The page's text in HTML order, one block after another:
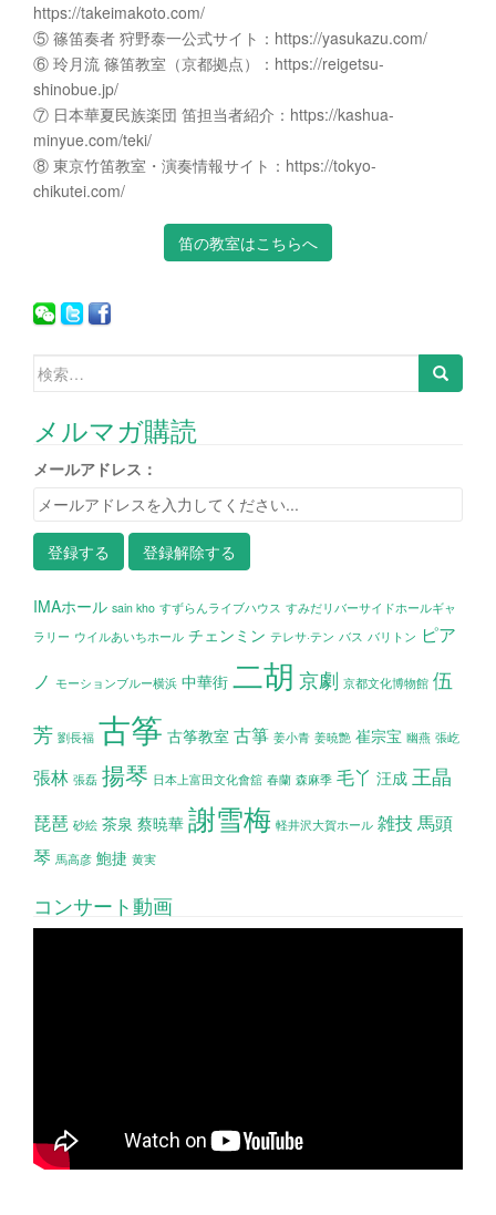
https://takeimakoto.com/
⑤ 篠笛奏者 狩野泰一公式サイト：https://yasukazu.com/
⑥ 玲月流 篠笛教室（京都拠点）：https://reigetsu-
shinobue.jp/
⑦ 日本華夏民族楽団 笛担当者紹介：https://kashua-
minyue.com/teki/
⑧ 東京竹笛教室・演奏情報サイト：https://tokyo-
chikutei.com/
笛の教室はこちらへ
検索:
メルマガ購読
メールアドレス：
IMAホール sain kho すずらんライブハウス すみだリバーサイドホールギャ
ラリー ウイルあいちホール チェンミン テレサ·テン バス バリトン ピア
ノ モーションブルー横浜 中華街 二胡 京劇 京都文化博物館 伍
芳 劉長福 古筝 古筝教室 古箏 姜小青 姜暁艶 崔宗宝 幽燕 張屹
張林 張磊 揚琴 日本上富田文化會舘 春蘭 森麻季 毛丫 汪成 王晶
琵琶 砂絵 茶泉 蔡暁華 謝雪梅 軽井沢大賀ホール 雑技馬頭
琴 馬高彦 鮑捷 黄実
コンサート動画